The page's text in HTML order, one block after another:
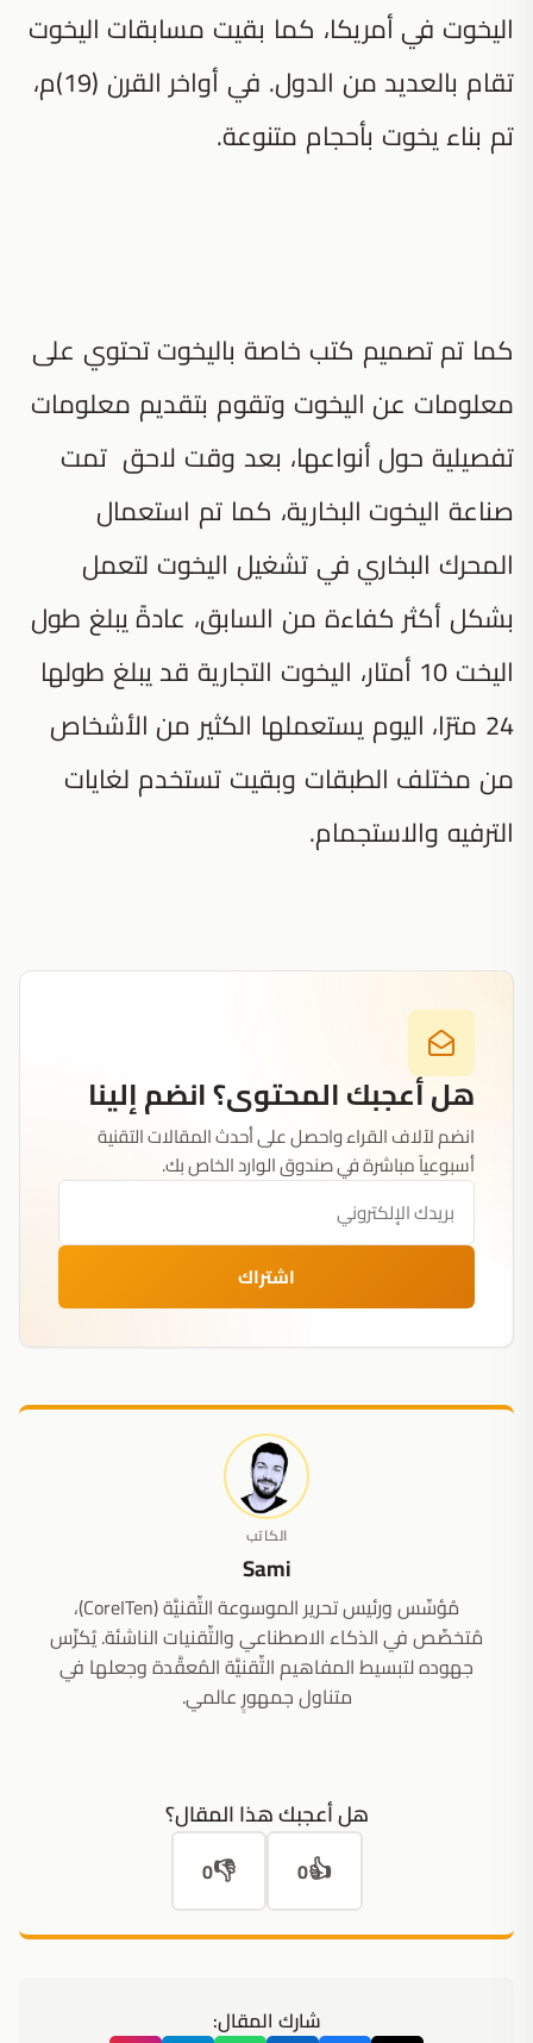
اليخوت في أمريكا، كما بقيت مسابقات اليخوت
تقام بالعديد من الدول. في أواخر القرن (19)م،
تم بناء يخوت بأحجام متنوعة.
كما تم تصميم كتب خاصة باليخوت تحتوي على
معلومات عن اليخوت وتقوم بتقديم معلومات
تفصيلية حول أنواعها، بعد وقت لاحق تمت
صناعة اليخوت البخارية، كما تم استعمال
المحرك البخاري في تشغيل اليخوت لتعمل
بشكل أكثر كفاءة من السابق، عادةً يبلغ طول
اليخت 10 أمتار، اليخوت التجارية قد يبلغ طولها
24 مترًا، اليوم يستعملها الكثير من الأشخاص
من مختلف الطبقات وبقيت تستخدم لغايات
الترفيه والاستجمام.
هل أعجبك المحتوى؟ انضم إلينا
انضم لآلاف القراء واحصل على أحدث المقالات التقنية
أسبوعياً مباشرة في صندوق الوارد الخاص بك.
اشتراك
الكاتب
Sami
مُؤسِّس ورئيس تحرير الموسوعة التِّقنيَّة (CoreITen)،
مُتخصِّص في الذكاء الاصطناعي والتِّقنيات الناشئة. يُكرِّس
جهوده لتبسيط المفاهيم التِّقنيَّة المُعقَّدة وجعلها في
متناول جمهورٍ عالمي.
هل أعجبك هذا المقال؟
👍
0
👎
0
شارك المقال: